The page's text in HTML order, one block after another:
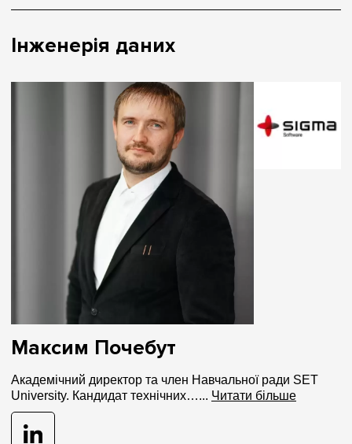
Інженерія даних
Максим Почебут
Академічний директор та член Навчальної ради SET
University. Кандидат технічних…... Читати більше